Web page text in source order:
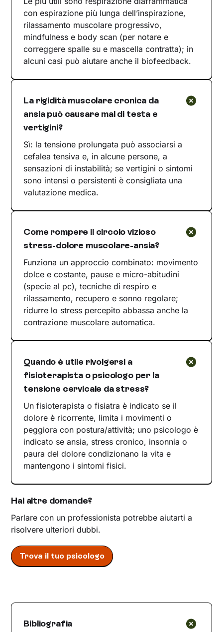
con espirazione più lunga dell’inspirazione,
rilassamento muscolare progressivo,
mindfulness e body scan (per notare e
correggere spalle su e mascella contratta); in
alcuni casi può aiutare anche il biofeedback.
La rigidità muscolare cronica da
ansia può causare mal di testa e
vertigini?
Sì: la tensione prolungata può associarsi a
cefalea tensiva e, in alcune persone, a
sensazioni di instabilità; se vertigini o sintomi
sono intensi o persistenti è consigliata una
valutazione medica.
Come rompere il circolo vizioso
stress-dolore muscolare-ansia?
Funziona un approccio combinato: movimento
dolce e costante, pause e micro-abitudini
(specie al pc), tecniche di respiro e
rilassamento, recupero e sonno regolare;
ridurre lo stress percepito abbassa anche la
contrazione muscolare automatica.
Quando è utile rivolgersi a
fisioterapista o psicologo per la
tensione cervicale da stress?
Un fisioterapista o fisiatra è indicato se il
dolore è ricorrente, limita i movimenti o
peggiora con postura/attività; uno psicologo è
indicato se ansia, stress cronico, insonnia o
paura del dolore condizionano la vita e
mantengono i sintomi fisici.
Hai altre domande?
Parlare con un professionista potrebbe aiutarti a
risolvere ulteriori dubbi.
Trova il tuo psicologo
Bibliografia